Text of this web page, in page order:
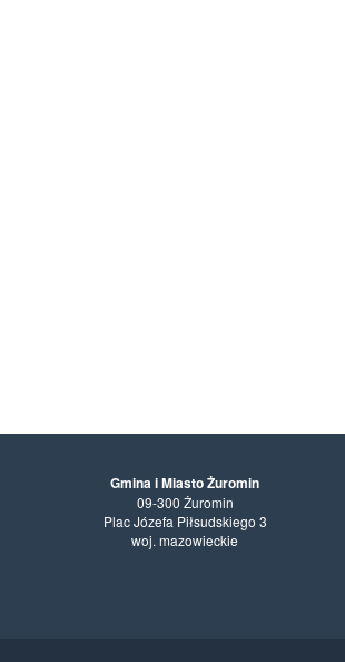
Gmina i Miasto Żuromin
09-300 Żuromin
Plac Józefa Piłsudskiego 3
woj. mazowieckie